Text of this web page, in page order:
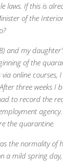
laws. If this is
of the
and my
of the
online courses,
three weeks I
to record the
the quarantine.
the normality of
a mild spring